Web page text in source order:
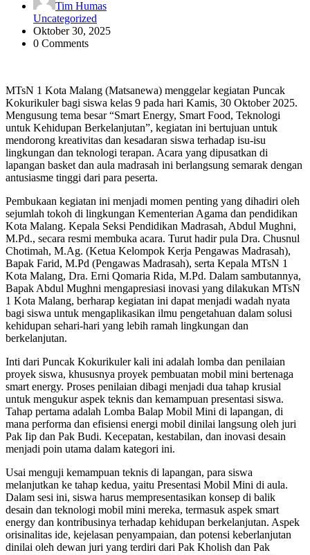
Tim Humas
Uncategorized
Oktober 30, 2025
0 Comments
MTsN 1 Kota Malang (Matsanewa) menggelar kegiatan Puncak
Kokurikuler bagi siswa kelas 9 pada hari Kamis, 30 Oktober 2025.
Mengusung tema besar “Smart Energy, Smart Food, Teknologi
untuk Kehidupan Berkelanjutan”, kegiatan ini bertujuan untuk
mendorong kreativitas dan kesadaran siswa terhadap isu-isu
lingkungan dan teknologi terapan. Acara yang dipusatkan di
lapangan basket dan aula madrasah ini berlangsung semarak dengan
antusiasme tinggi dari para peserta.
Pembukaan kegiatan ini menjadi momen penting yang dihadiri oleh
sejumlah tokoh di lingkungan Kementerian Agama dan pendidikan
Kota Malang. Kepala Seksi Pendidikan Madrasah, Abdul Mughni,
M.Pd., secara resmi membuka acara. Turut hadir pula Dra. Chusnul
Chotimah, M.Ag. (Ketua Kelompok Kerja Pengawas Madrasah),
Bapak Farid, M.Pd (Pengawas Madrasah), serta Kepala MTsN 1
Kota Malang, Dra. Erni Qomaria Rida, M.Pd. Dalam sambutannya,
Bapak Abdul Mughni mengapresiasi inovasi yang dilakukan MTsN
1 Kota Malang, berharap kegiatan ini dapat menjadi wadah nyata
bagi siswa untuk mengaplikasikan ilmu pengetahuan dalam solusi
kehidupan sehari-hari yang lebih ramah lingkungan dan
berkelanjutan.
Inti dari Puncak Kokurikuler kali ini adalah lomba dan penilaian
proyek siswa, khususnya proyek pembuatan mobil mini bertenaga
smart energy. Proses penilaian dibagi menjadi dua tahap krusial
untuk mengukur aspek teknis dan kemampuan presentasi siswa.
Tahap pertama adalah Lomba Balap Mobil Mini di lapangan, di
mana performa dan efisiensi energi mobil dinilai langsung oleh juri
Pak Iip dan Pak Budi. Kecepatan, kestabilan, dan inovasi desain
menjadi poin utama dalam kategori ini.
Usai menguji kemampuan teknis di lapangan, para siswa
melanjutkan ke tahap kedua, yaitu Presentasi Mobil Mini di aula.
Dalam sesi ini, siswa harus mempresentasikan konsep di balik
desain dan teknologi mobil mini mereka, termasuk aspek smart
energy dan kontribusinya terhadap kehidupan berkelanjutan. Aspek
orisinalitas ide, kejelasan penyampaian, dan potensi keberlanjutan
dinilai oleh dewan juri yang terdiri dari Pak Kholish dan Pak